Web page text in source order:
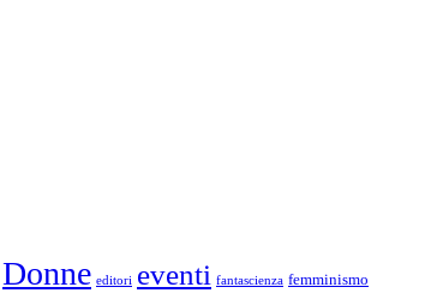
Donne editori eventi fantascienza femminismo